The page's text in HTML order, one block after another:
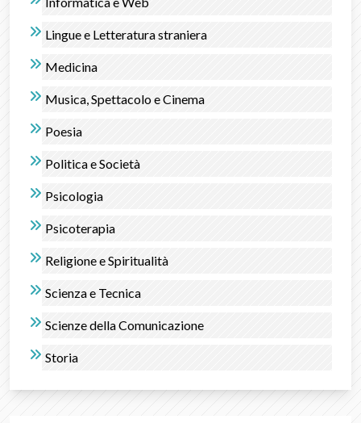
Lingue e Letteratura straniera
Medicina
Musica, Spettacolo e Cinema
Poesia
Politica e Società
Psicologia
Psicoterapia
Religione e Spiritualità
Scienza e Tecnica
Scienze della Comunicazione
Storia